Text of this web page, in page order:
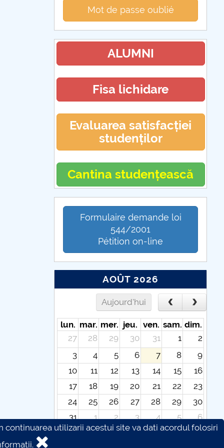
Mot de passe oublié
ALUMNI
Fisa lichidare
Evaluarea satisfacției
studenților
Cantina studențească
Formulaire demande loi
544/2001
Pétition on-line
AOÛT 2026
Aujourd'hui
lun. mar. mer. jeu. ven. sam. dim.
27
28 29 30 31 1
2
3
4 5 6 7 8
9
10
11 12 13 14 15
16
17
18 19 20 21 22
23
24
25 26 27 28 29
30
31
1 2 3 4 5
6
continuarea utilizarii acestui site va dati acordul folosiri